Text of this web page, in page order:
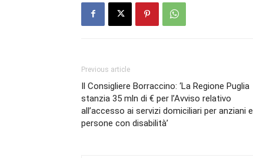
Previous article
Il Consigliere Borraccino: ‘La Regione Puglia
stanzia 35 mln di € per l’Avviso relativo
all’accesso ai servizi domiciliari per anziani e
persone con disabilità’